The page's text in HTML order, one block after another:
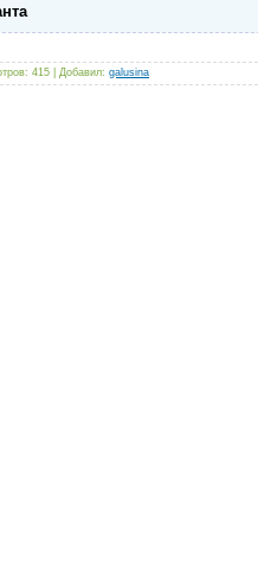
: 415 | Добавил: galusina